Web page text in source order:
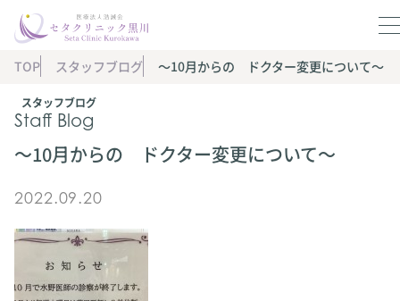
スタッフブログ
Staff Blog
TOP スタッフブログ 〜10月からの ドクター変更について〜
〜10月からの ドクター変更について〜
2022.09.20